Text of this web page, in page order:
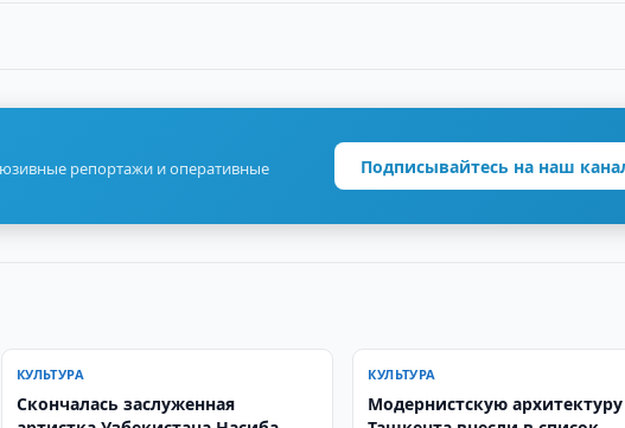
репортажи и оперативные
Подписывайтесь на наш
КУЛЬТУРА
Скончалась заслуженная
КУЛЬТУРА
Модернистскую архитектуру